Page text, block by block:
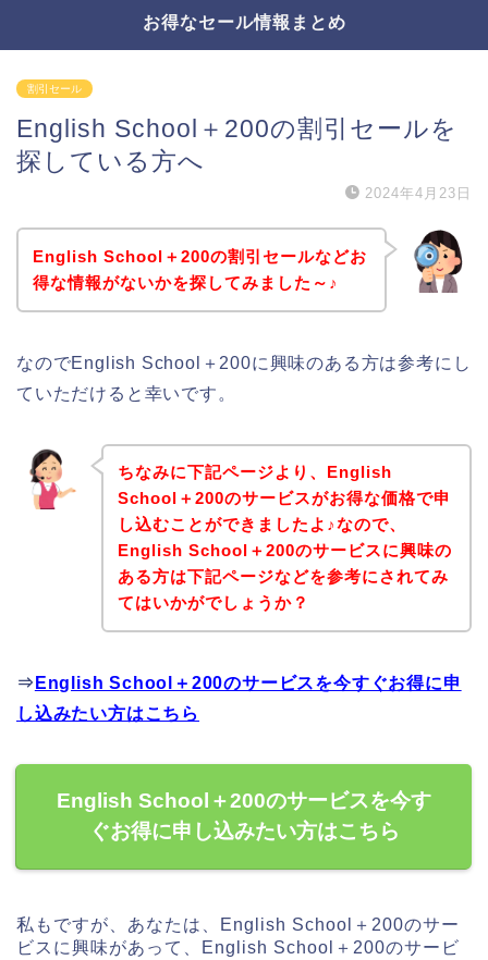
お得なセール情報まとめ
割引セール
English School＋200の割引セールを
探している方へ
2024年4月23日
English School＋200の割引セールなどお
得な情報がないかを探してみました～♪
なのでEnglish School＋200に興味のある方は参考にし
ていただけると幸いです。
ちなみに下記ページより、English
School＋200のサービスがお得な価格で申
し込むことができましたよ♪なので、
English School＋200のサービスに興味の
ある方は下記ページなどを参考にされてみ
てはいかがでしょうか？
⇒ English School＋200のサービスを今すぐお得に申
し込みたい方はこちら
English School＋200のサービスを今す
ぐお得に申し込みたい方はこちら
私もですが、あなたは、English School＋200のサー
ビスに興味があって、English School＋200のサービ